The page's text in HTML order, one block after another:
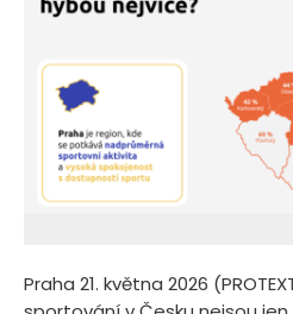
Praha 21. května 2026